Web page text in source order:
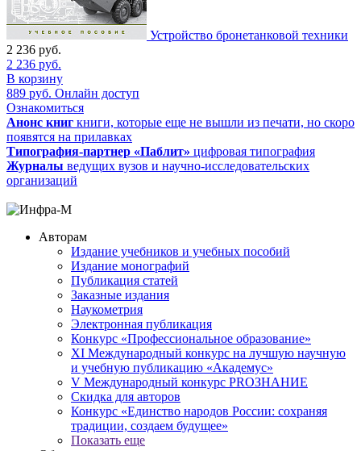
Устройство бронетанковой техники
2 236 руб.
2 236 руб.
В корзину
889 руб. Онлайн доступ
Ознакомиться
Анонс книг книги, которые еще не вышли из печати, но скоро
появятся на прилавках
Типография-партнер «Паблит» цифровая типография
Журналы ведущих вузов и научно-исследовательских
организаций
Авторам
Издание учебников и учебных пособий
Издание монографий
Публикация статей
Заказные издания
Наукометрия
Электронная публикация
Конкурс «Профессиональное образование»
XI Международный конкурс на лучшую научную
и учебную публикацию «Академус»
V Международный конкурс PROЗНАНИЕ
Скидка для авторов
Конкурс «Единство народов России: сохраняя
традиции, создаем будущее»
Показать еще